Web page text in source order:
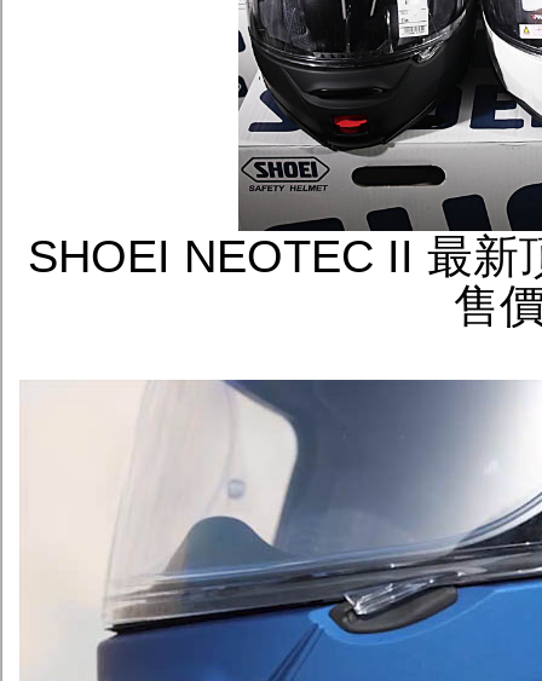
SHOEI NEOTEC II 最
售